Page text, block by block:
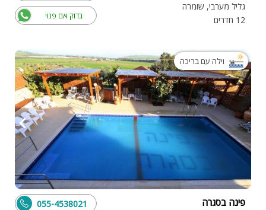
גליל מערבי, שומרה
12 חדרים
בדוק אם פנוי
וילה עם בריכה
פינה בסגרה 055-4538021